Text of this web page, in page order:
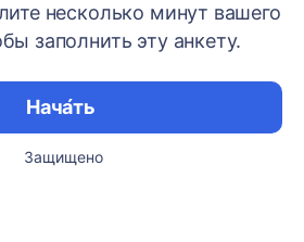
несколько минут вашего
заполнить эту анкету.
Нача́ть
Защищено